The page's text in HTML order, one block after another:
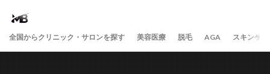
全国からクリニック・サロンを探す 美容医療 脱毛 AGA スキンケア